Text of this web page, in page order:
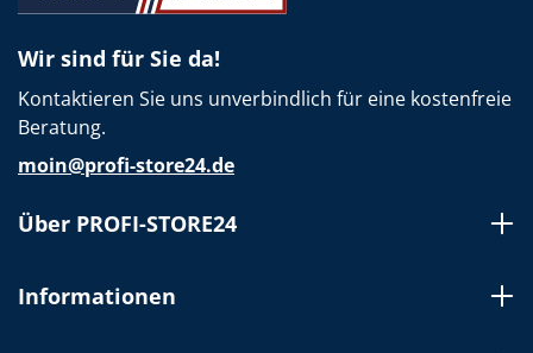
Wir sind für Sie da!
Kontaktieren Sie uns unverbindlich für eine kostenfreie
Beratung.
moin@profi-store24.de
Über PROFI-STORE24
Informationen